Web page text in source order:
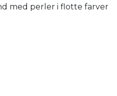
med perler i flotte farver